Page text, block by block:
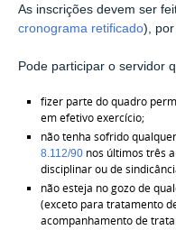
As inscrições devem ser
cronograma retificado),
Pode participar o servidor
fizer parte do quadro
em efetivo exercício;
não tenha sofrido
8.112/90nos últimos três
disciplinar ou de
não esteja no gozo de
(exceto para tratamento
acompanhamento de